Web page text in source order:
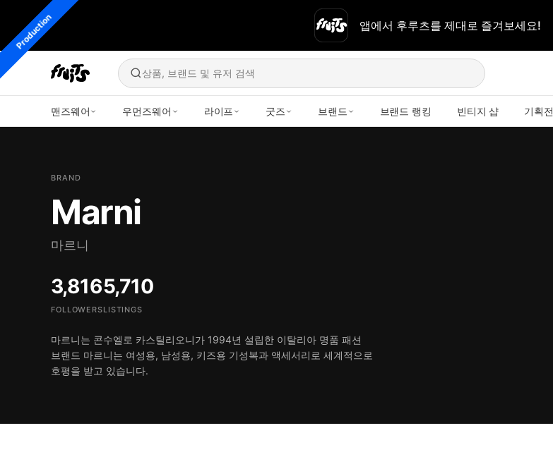
앱에서 후루츠를 제대로 즐겨보세요!
상품, 브랜드 및 유저 검색
맨즈웨어 우먼즈웨어 라이프 굿즈 브랜드 브랜드 랭킹 빈티지 샵 기획전
BRAND
Marni
마르니
3,816
FOLLOWERS
5,710
LISTINGS
마르니는 콘수엘로 카스틸리오니가 1994년 설립한 이탈리아 명품 패션
브랜드 마르니는 여성용, 남성용, 키즈용 기성복과 액세서리로 세계적으로
호평을 받고 있습니다.
Production